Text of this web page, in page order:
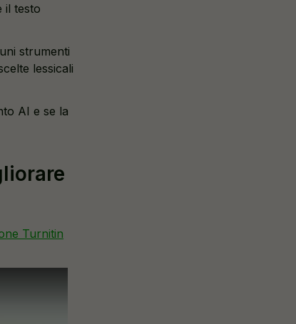
il testo
strumenti
lessicali
AI e se la
Turnitin